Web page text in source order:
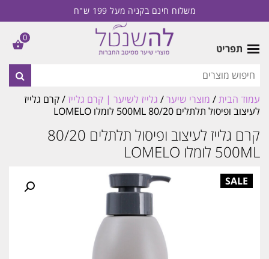
משלוח חינם בקניה מעל 199 ש"ח
תפריט
עמוד הבית/ מוצרי שיער/ גלייז לשיער | קרם גלייז / קרם גלייז
לעיצוב ופיסול תלתלים 80/20 500ML לומלו LOMELO
קרם גלייז לעיצוב ופיסול תלתלים 80/20
500ML לומלו LOMELO
0